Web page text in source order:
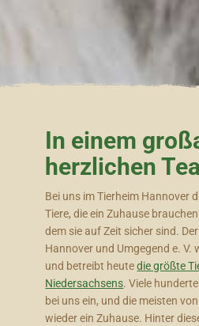
In einem
herzlichen
Bei uns im Tierheim Hannover
Tiere, die ein Zuhause
dem sie auf Zeit sicher sind.
Hannover und Umgegend e. V.
und betreibt heutedie größte
Niedersachsens. Viele
bei uns ein, und die meisten
wieder ein Zuhause. Hinter